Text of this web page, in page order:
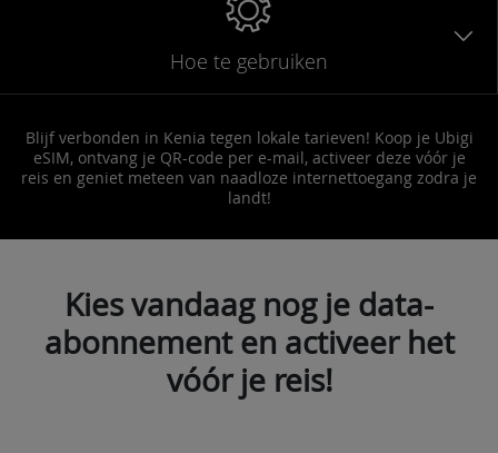
Hoe te gebruiken
Blijf verbonden in Kenia tegen lokale tarieven! Koop je Ubigi
eSIM, ontvang je QR-code per e-mail, activeer deze vóór je
reis en geniet meteen van naadloze internettoegang zodra je
landt!
Kies vandaag nog je data-
abonnement en activeer het
vóór je reis!